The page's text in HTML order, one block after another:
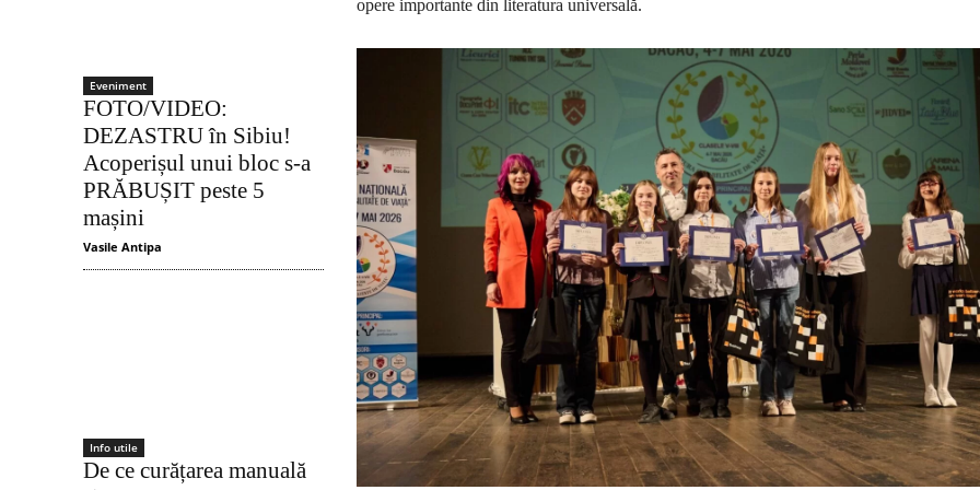
Eveniment
FOTO/VIDEO:
DEZASTRU în Sibiu!
Acoperișul unui bloc s-a
PRĂBUȘIT peste 5
mașini
Vasile Antipa
Info utile
De ce curățarea manuală
opere importante din literatura universală.